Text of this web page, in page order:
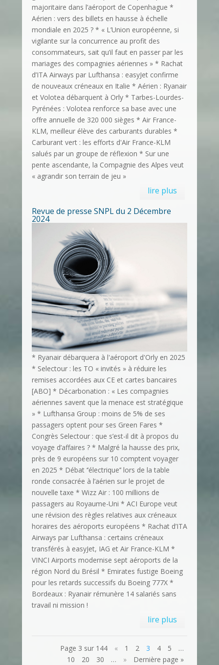
majoritaire dans l’aéroport de Copenhague *
Aérien : vers des billets en hausse à échelle
mondiale en 2025 ? * « L’Union européenne, si
vigilante sur la concurrence au profit des
consommateurs, sait qu’il faut en passer par les
mariages des compagnies aériennes » * Rachat
d’ITA Airways par Lufthansa : easyJet confirme
de nouveaux créneaux en Italie * Aérien : Ryanair
et Volotea débarquent à Orly * Tarbes-Lourdes-
Pyrénées : Volotea renforce sa base avec une
offre annuelle de 320 000 sièges * Air France-
KLM, meilleur élève des carburants durables *
Carburant vert : les efforts d'Air France-KLM
salués par un groupe de réflexion * Sur une
pente ascendante, la Compagnie des Alpes veut
« agrandir son terrain de jeu »
lire plus
Revue de presse SNPL du 2 Décembre
2024
* Ryanair débarquera à l'aéroport d'Orly en 2025
* Selectour : les TO « invités » à réduire les
remises accordées aux CE et cartes bancaires
[ABO] * Décarbonation : « Les compagnies
aériennes savent que la menace est stratégique
» * Lufthansa Group : moins de 5% de ses
passagers optent pour ses Green Fares *
Congrès Selectour : que s’est-il dit à propos du
voyage d’affaires ? * Malgré la hausse des prix,
près de 9 européens sur 10 comptent voyager
en 2025 * Débat ‘’électrique’’ lors de la table
ronde consacrée à l’aérien sur le projet de
nouvelle taxe * Wizz Air : 100 millions de
passagers au Royaume-Uni * ACI Europe veut
une révision des règles relatives aux créneaux
horaires des aéroports européens * Rachat d’ITA
Airways par Lufthansa : certains créneaux
transférés à easyJet, IAG et Air France-KLM *
VINCI Airports modernise sept aéroports de la
région Nord du Brésil * Emirates fustige Boeing
pour les retards successifs du Boeing 777X *
Bordeaux : Ryanair rémunère 14 salariés sans
travail ni mission !
lire plus
Page 3 sur 144 « 1 2 3 4 5
…
10
20 30 … » Dernière page »